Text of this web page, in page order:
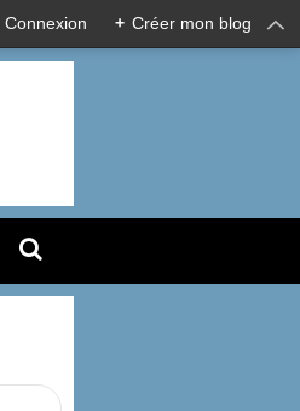
Connexion + Créer mon blog